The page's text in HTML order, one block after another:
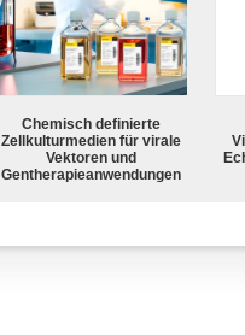
Chemisch definierte
Zellkulturmedien für virale
Vektoren und
Gentherapieanwendungen